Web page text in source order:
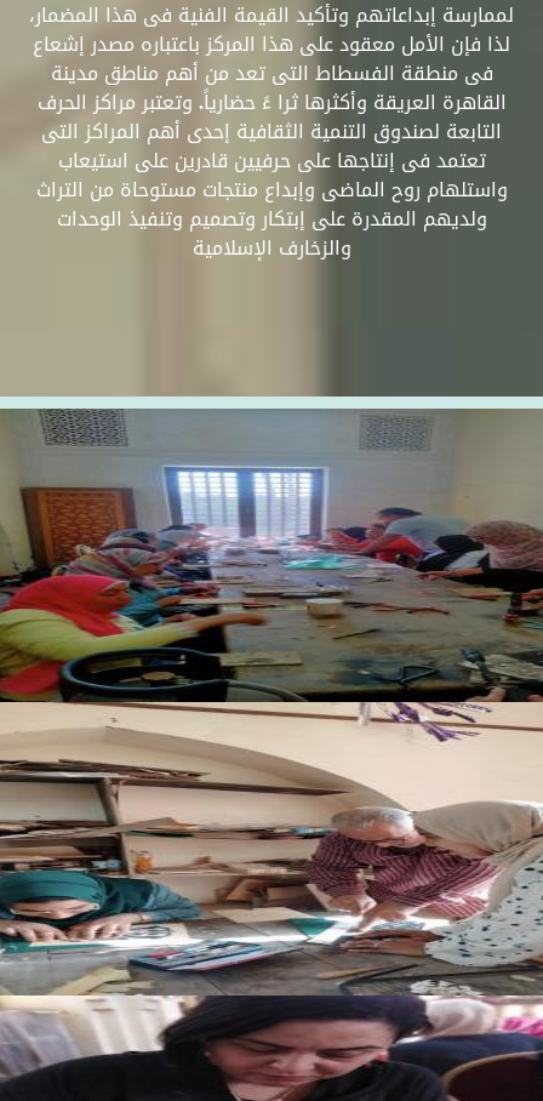
لممارسة إبداعاتهم وتأكيد القيمة الفنية فى هذا المضمار،
لذا فإن الأمل معقود على هذا المركز باعتباره مصدر إشعاع
فى منطقة الفسطاط التى تعد من أهم مناطق مدينة
القاهرة العريقة وأكثرها ثرا ءً حضارياً. وتعتبر مراكز الحرف
التابعة لصندوق التنمية الثقافية إحدى أهم المراكز التى
تعتمد فى إنتاجها على حرفيين قادرين على استيعاب
واستلهام روح الماضى وإبداع منتجات مستوحاة من التراث
ولديهم المقدرة على إبتكار وتصميم وتنفيذ الوحدات
والزخارف الإسلامية